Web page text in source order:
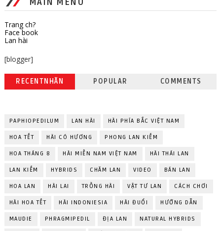
Trang ch?
Face book
Lan hài
[blogger]
RECENTNHÃN POPULAR COMMENTS
PAPHIOPEDILUM LAN HÀI HÀI PHÍA BẮC VIỆT NAM
HOA TẾT HÀI CÓ HƯƠNG PHONG LAN KIẾM
HOA THÁNG 8 HÀI MIỀN NAM VIỆT NAM HÀI THÁI LAN
LAN KIẾM HYBRIDS CHĂM LAN VIDEO BÁN LAN
HOA LAN HÀI LAI TRỒNG HÀI VẬT TƯ LAN CÁCH CHƠI
HÀI HOA TẾT HÀI INDONIESIA HÀI ĐUỔI HƯỚNG DẪN
MAUDIE PHRAGMIPEDIL ĐỊA LAN NATURAL HYBRIDS